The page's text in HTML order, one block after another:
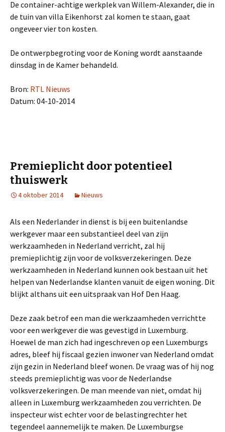
De container-achtige werkplek van Willem-Alexander, die in
de tuin van villa Eikenhorst zal komen te staan, gaat
ongeveer vier ton kosten.
De ontwerpbegroting voor de Koning wordt aanstaande
dinsdag in de Kamer behandeld.
Bron: RTL Nieuws
Datum: 04-10-2014
Premieplicht door potentieel
thuiswerk
4 oktober 2014 Nieuws
Als een Nederlander in dienst is bij een buitenlandse
werkgever maar een substantieel deel van zijn
werkzaamheden in Nederland verricht, zal hij
premieplichtig zijn voor de volksverzekeringen. Deze
werkzaamheden in Nederland kunnen ook bestaan uit het
helpen van Nederlandse klanten vanuit de eigen woning. Dit
blijkt althans uit een uitspraak van Hof Den Haag.
Deze zaak betrof een man die werkzaamheden verrichtte
voor een werkgever die was gevestigd in Luxemburg.
Hoewel de man zich had ingeschreven op een Luxemburgs
adres, bleef hij fiscaal gezien inwoner van Nederland omdat
zijn gezin in Nederland bleef wonen. De vraag was of hij nog
steeds premieplichtig was voor de Nederlandse
volksverzekeringen. De man meende van niet, omdat hij
alleen in Luxemburg werkzaamheden zou verrichten. De
inspecteur wist echter voor de belastingrechter het
tegendeel aannemelijk te maken. De Luxemburgse